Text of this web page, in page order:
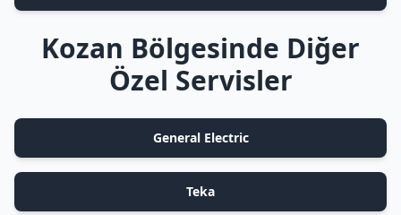
Kozan Bölgesinde Diğer
Özel Servisler
General Electric
Teka